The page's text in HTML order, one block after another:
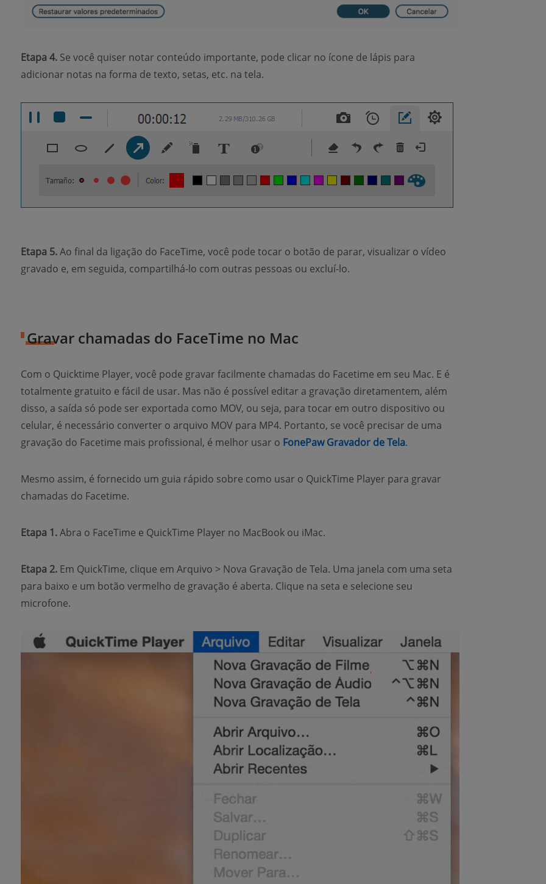
Etapa 4. Se você quiser notar conteúdo importante, pode clicar no ícone de lápis para
adicionar notas na forma de texto, setas, etc. na tela.
Etapa 5.Ao final da ligação do FaceTime, você pode tocar o botão de parar, visualizar o vídeo
gravado e, em seguida, compartilhá-lo com outras pessoas ou excluí-lo.
Gravar chamadas do FaceTime no Mac
Com o Quicktime Player, você pode gravar facilmente chamadas do Facetime em seu Mac. E é
totalmente gratuito e fácil de usar. Mas não é possível editar a gravação diretamentem, além
disso, a saída só pode ser exportada como MOV, ou seja, para tocar em outro dispositivo ou
celular, é necessário converter o arquivo MOV para MP4. Portanto, se você precisar de uma
gravação do Facetime mais profissional, é melhor usar o FonePaw Gravador de Tela.
Mesmo assim, é fornecido um guia rápido sobre como usar o QuickTime Player para gravar
chamadas do Facetime.
Etapa 1.Abra o FaceTime e QuickTime Player no MacBook ou iMac.
Etapa 2. Em QuickTime, clique em Arquivo > Nova Gravação de Tela. Uma janela com uma seta
para baixo e um botão vermelho de gravação é aberta. Clique na seta e selecione seu
microfone.